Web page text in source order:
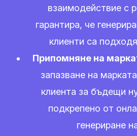
взаимодействие с
гарантира, че
клиенти са
Припомняне на
запазване на
клиента за бъдещи
подкрепено от
генериране